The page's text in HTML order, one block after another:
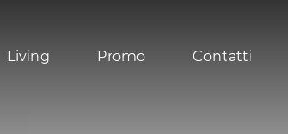
Living Promo Contatti